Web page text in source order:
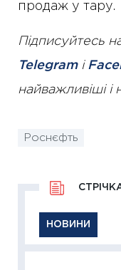
продаж у тару.
Підписуйтесь
Telegramі
найважливіші
Роснєфть
НОВИНИ